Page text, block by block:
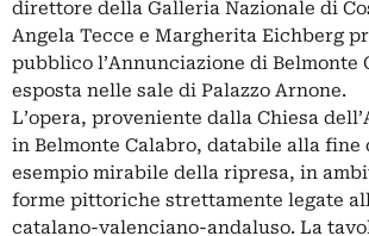
direttore della Galleria Nazionale di
Angela Tecce e Margherita Eichberg
pubblico l’Annunciazione di Belmonte
esposta nelle sale di Palazzo Arnone.
L’opera, proveniente dalla Chiesa
in Belmonte Calabro, databile alla fine
esempio mirabile della ripresa, in
forme pittoriche strettamente legate
catalano-valenciano-andaluso. La